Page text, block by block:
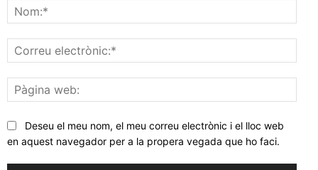
web:
Deseu el meu nom, el meu correu electrònic i el lloc web
en aquest navegador per a la propera vegada que ho faci.